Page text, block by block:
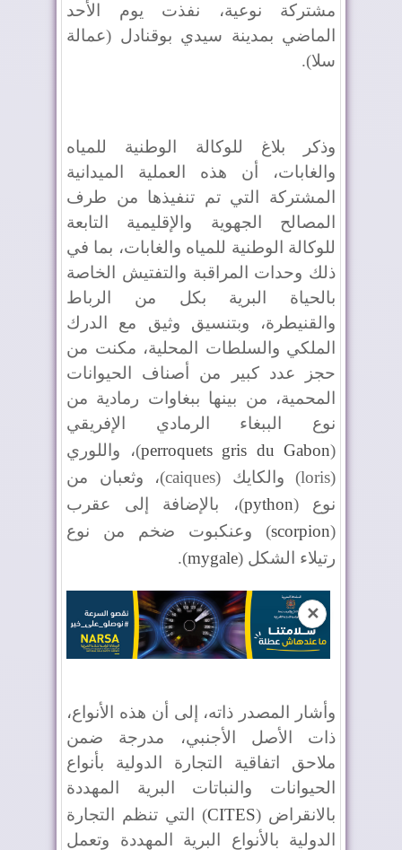
مشتركة نوعية، نفذت يوم الأحد
الماضي بمدينة سيدي بوقنادل (عمالة
سلا).
وذكر بلاغ للوكالة الوطنية للمياه
والغابات، أن هذه العملية الميدانية
المشتركة التي تم تنفيذها من طرف
المصالح الجهوية والإقليمية التابعة
للوكالة الوطنية للمياه والغابات، بما في
ذلك وحدات المراقبة والتفتيش الخاصة
بالحياة البرية بكل من الرباط
والقنيطرة، وبتنسيق وثيق مع الدرك
الملكي والسلطات المحلية، مكنت من
حجز عدد كبير من أصناف الحيوانات
المحمية، من بينها ببغاوات رمادية من
نوع الببغاء الرمادي الإفريقي
(
perroquets gris du Gabon)، واللوري
(
loris) والكايك (caiques)، وثعبان من
نوع (python)، بالإضافة إلى عقرب
(
scorpion) وعنكبوت ضخم من نوع
رتيلاء الشكل (mygale
).
✕
وأشار المصدر ذاته، إلى أن هذه الأنواع،
ذات الأصل الأجنبي، مدرجة ضمن
ملاحق اتفاقية التجارة الدولية بأنواع
الحيوانات والنباتات البرية المهددة
بالانقراض (CITES) التي تنظم التجارة
الدولية بالأنواع البرية المهددة وتعمل